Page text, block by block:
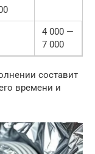
4 000 —
7 000
составит
времени и